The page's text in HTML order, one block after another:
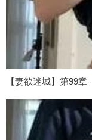
【妻欲迷城】第99章